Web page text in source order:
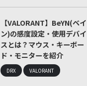
【VALORANT】BeYN(ベイ
ン)の感度設定・使用デバイ
スとは？マウス・キーボー
ド・モニターを紹介
DRX VALORANT